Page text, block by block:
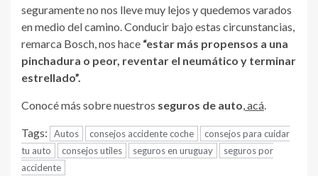
seguramente no nos lleve muy lejos y quedemos varados
en medio del camino. Conducir bajo estas circunstancias,
remarca Bosch, nos hace “estar más propensos a una
pinchadura o peor, reventar el neumático y terminar
estrellado”.
Conocé más sobre nuestros seguros de auto acá
Tags: Autos consejos accidente coche
consejos para cuidar
tu auto
consejos utiles seguros en uruguay
seguros por
accidente